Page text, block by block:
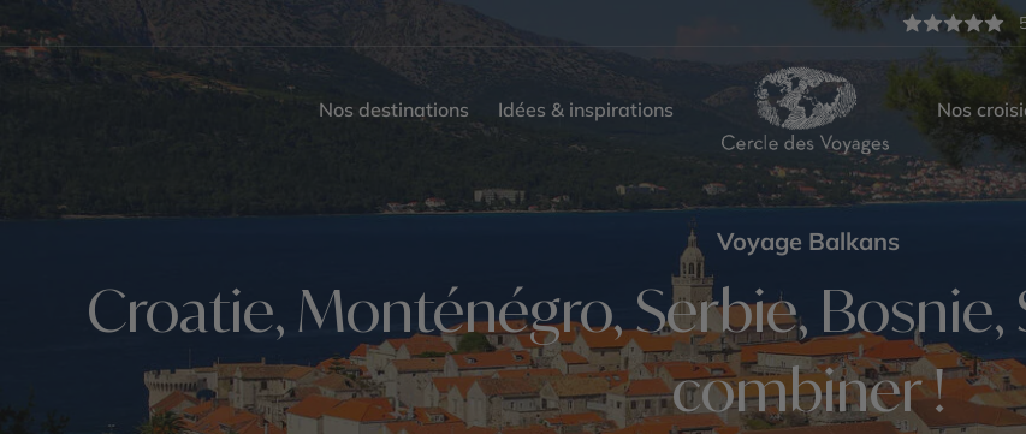
Nos destinations Idées & inspirations Nos
Voyage Balkans
Croatie, Monténégro, Serbie, Bosnie,
combiner !